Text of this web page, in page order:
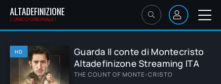
ALTADEFINIZIONE
L'UNICO ORIGINALE!
HD
Guarda Il conte di Montecristo
Altadefinizone Streaming ITA
THE COUNT OF MONTE-CRISTO